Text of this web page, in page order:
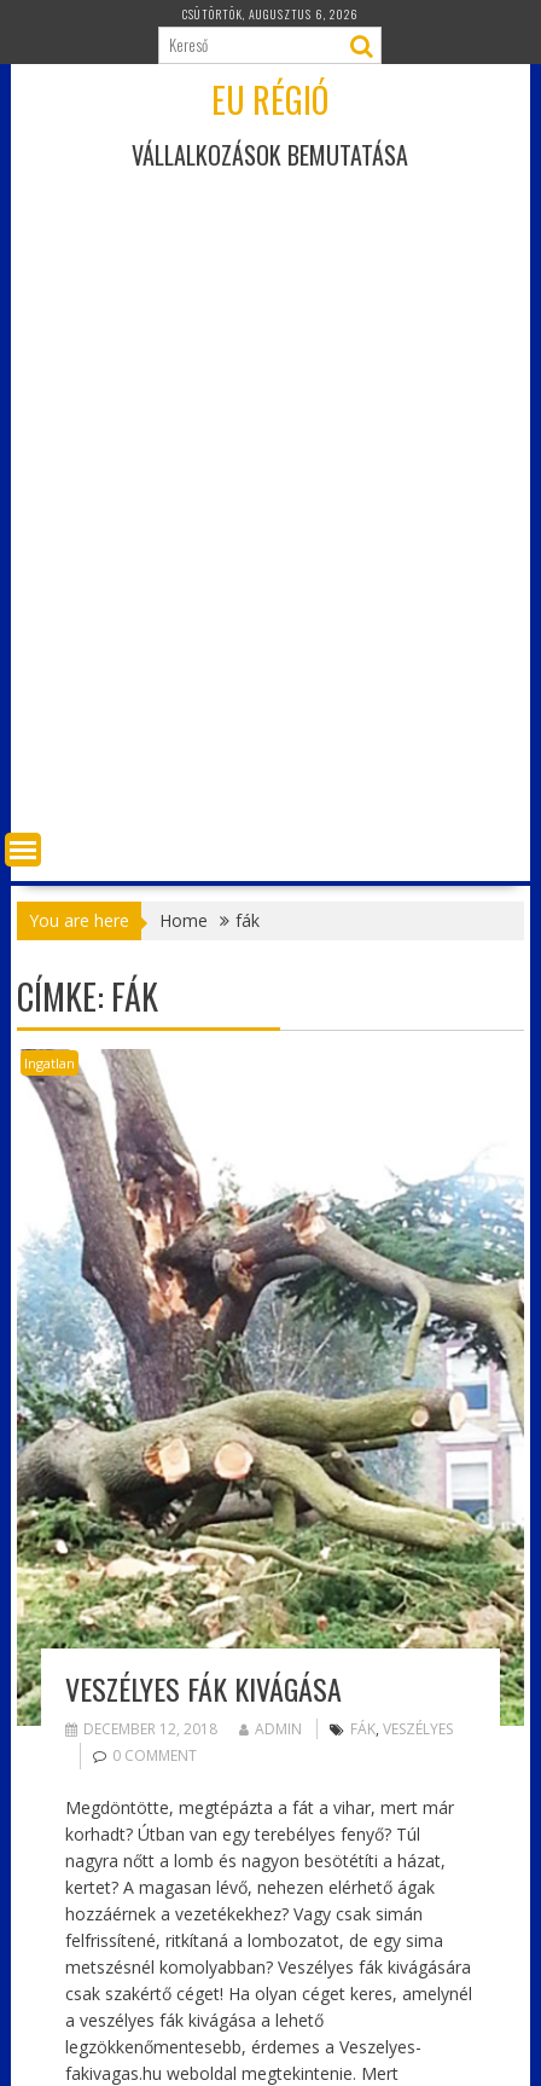
content
CSÜTÖRTÖK, AUGUSZTUS 6, 2026
EU RÉGIÓ
VÁLLALKOZÁSOK BEMUTATÁSA
You are here Home fák
CÍMKE: FÁK
Ingatlan
VESZÉLYES FÁK KIVÁGÁSA
DECEMBER 12, 2018 ADMIN FÁK, VESZÉLYES
0 COMMENT
Megdöntötte, megtépázta a fát a vihar, mert már
korhadt? Útban van egy terebélyes fenyő? Túl
nagyra nőtt a lomb és nagyon besötétíti a házat,
kertet? A magasan lévő, nehezen elérhető ágak
hozzáérnek a vezetékekhez? Vagy csak simán
felfrissítené, ritkítaná a lombozatot, de egy sima
metszésnél komolyabban? Veszélyes fák kivágására
csak szakértő céget! Ha olyan céget keres, amelynél
a veszélyes fák kivágása a lehető
legzökkenőmentesebb, érdemes a Veszelyes-
fakivagas.hu weboldal megtekintenie. Mert